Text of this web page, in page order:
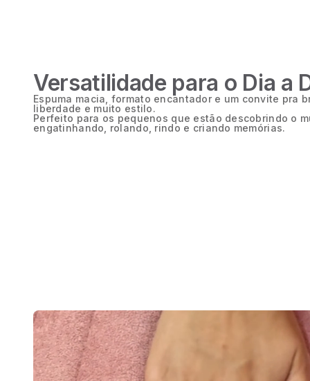
Versatilidade para o Dia a
Espuma macia, formato encantador e um convite pra
liberdade e muito estilo.
Perfeito para os pequenos que estão descobrindo o
engatinhando, rolando, rindo e criando memórias.